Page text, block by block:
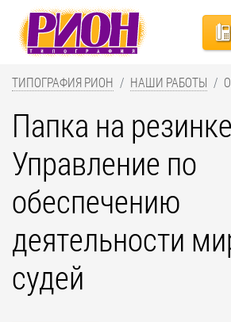
ТИПОГРАФИЯ РИОН НАШИ РАБОТЫ
Папка на
Управление по
обеспечению
деятельности
судей